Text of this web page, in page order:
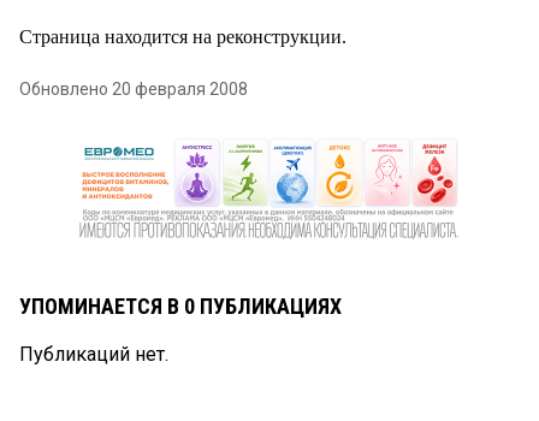
Страница находится на реконструкции.
Обновлено 20 февраля 2008
УПОМИНАЕТСЯ В 0 ПУБЛИКАЦИЯХ
Публикаций нет.